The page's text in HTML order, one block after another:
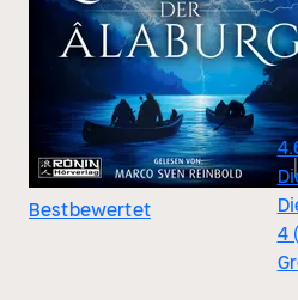
Bestbewertet
4